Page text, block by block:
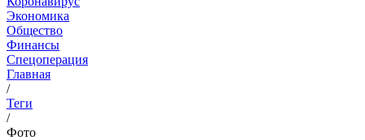
Экономика
Общество
Финансы
Спецоперация
Главная
/
Теги
/
Фото